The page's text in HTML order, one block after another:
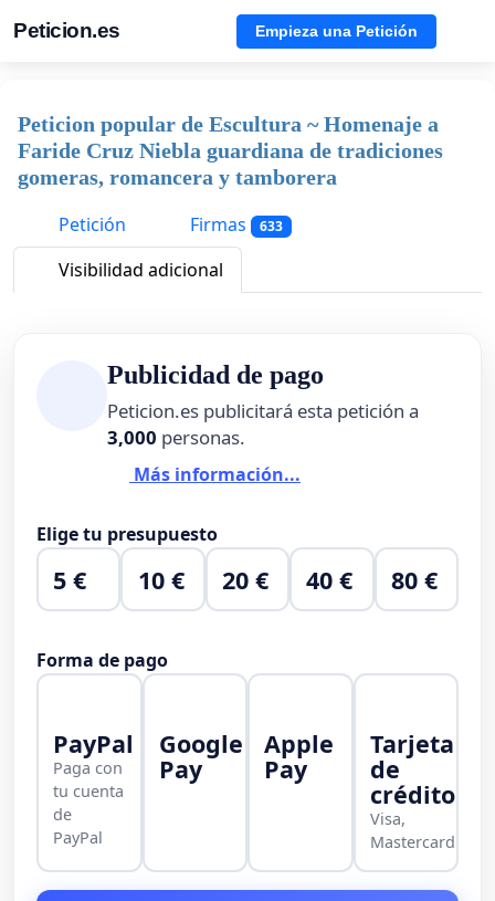
Peticion.es Empieza una Petición
Peticion popular de Escultura ~ Homenaje a
Faride Cruz Niebla guardiana de tradiciones
gomeras, romancera y tamborera
Petición
Firmas 633
Visibilidad adicional
Publicidad de pago
Peticion.es publicitará esta petición a
3,000 personas.
Más información...
Elige tu presupuesto
5 € 10 € 20 € 40 € 80 €
Forma de pago
PayPal
Paga con
tu cuenta
de
PayPal
Google
Pay
Apple
Pay
Tarjeta
de
crédito
Visa,
Mastercard